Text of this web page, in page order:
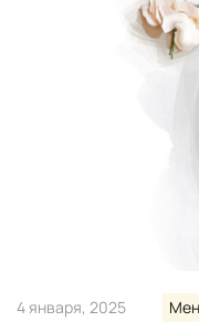
4 января, 2025